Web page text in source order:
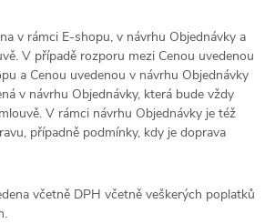
v rámci E-shopu, v návrhu Objednávky a
V případě rozporu mezi Cenou uvedenou
a Cenou uvedenou v návrhu Objednávky
v návrhu Objednávky, která bude vždy
V rámci návrhu Objednávky je též
případně podmínky, kdy je doprava
včetně DPH včetně veškerých poplatků